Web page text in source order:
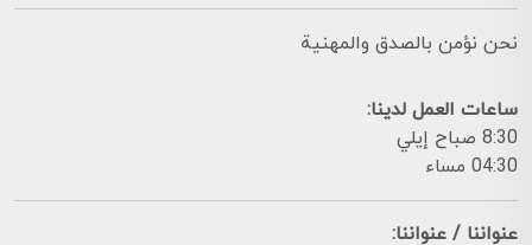
نحن نؤمن بالصدق والمهنية
ساعات العمل لدينا:
8:30 صباح إيلي
04:30 مساء
عنواننا / عنواننا: